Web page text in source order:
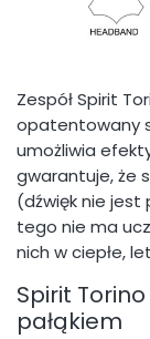
Zespół Spirit
opatentowany
umożliwia
gwarantuje, że
(dźwięk nie jest
tego nie ma
nich w ciepłe,
Spirit
pałąkiem